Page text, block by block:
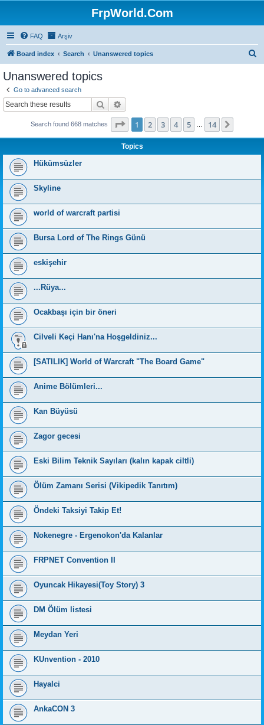
FrpWorld.Com
FAQ Arşiv
Board index Search Unanswered topics
Unanswered topics
Go to advanced search
Search
Search found 668 matches Page 1of 14
1 2 3 4 5 14
Topics
Hükümsüzler
Skyline
world of warcraft partisi
Bursa Lord of The Rings Günü
eskişehir
...Rüya...
Ocakbaşı için bir öneri
Cilveli Keçi Hanı'na Hoşgeldiniz...
[SATILIK] World of Warcraft "The Board Game"
Anime Bölümleri...
Kan Büyüsü
Zagor gecesi
Eski Bilim Teknik Sayıları (kalın kapak ciltli)
Ölüm Zamanı Serisi (Vikipedik Tanıtım)
Öndeki Taksiyi Takip Et!
Nokenegre - Ergenokon'da Kalanlar
FRPNET Convention II
Oyuncak Hikayesi(Toy Story) 3
DM Ölüm listesi
Meydan Yeri
KUnvention - 2010
Hayalci
AnkaCON 3